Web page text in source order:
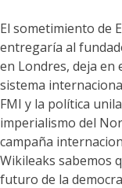
El sometimiento de
entregaría al
en Londres, deja en
sistema
FMI y la política
imperialismo del
campaña
Wikileaks sabemos
futuro de la